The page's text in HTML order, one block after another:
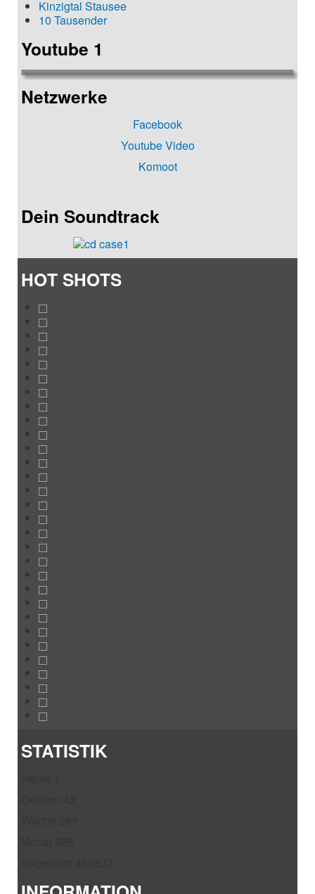
Kinzigtal Stausee
10 Tausender
Youtube 1
Netzwerke
Facebook
Youtube Video
Komoot
Dein Soundtrack
HOT SHOTS
STATISTIK